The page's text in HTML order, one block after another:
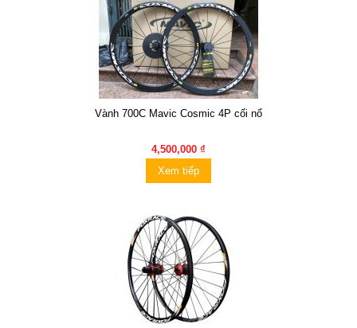
Vành 700C Mavic Cosmic 4P cối nổ
4,500,000 ₫
Xem tiếp